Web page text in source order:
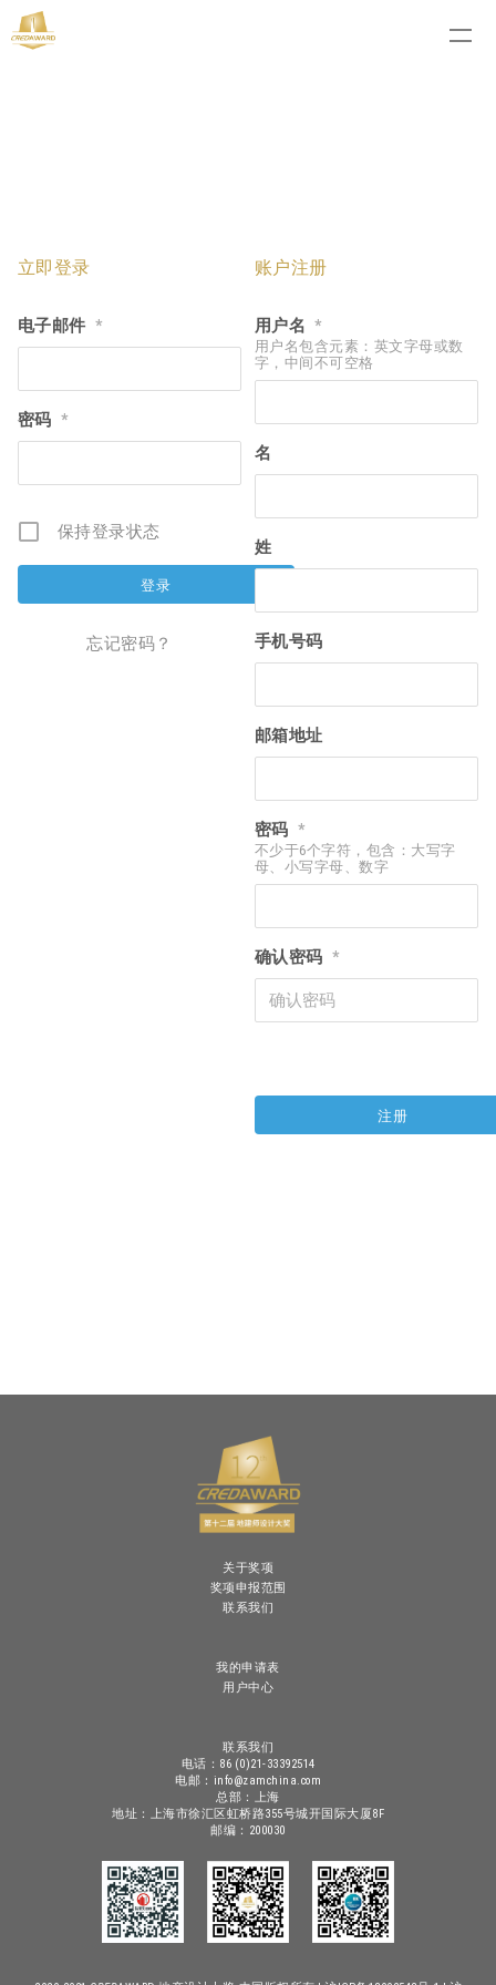
立即登录
电子邮件 *
密码 *
保持登录状态
忘记密码？
账户注册
用户名 *
用户名包含元素：英文字母或数
字，中间不可空格
名
姓
手机号码
邮箱地址
密码 *
不少于6个字符，包含：大写字
母、小写字母、数字
确认密码 *
关于奖项
奖项申报范围
联系我们
我的申请表
用户中心
联系我们
电话：86 (0)21-33392514
电邮：info@zamchina.com
总部：上海
地址：上海市徐汇区虹桥路355号城开国际大厦8F
邮编：200030